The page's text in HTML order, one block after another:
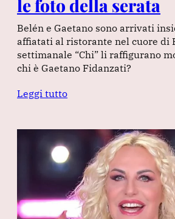
le foto della serata
Belén e Gaetano sono arrivati
affiatati al ristorante nel cuore di
settimanale “Chi” li raffigurano
chi è Gaetano Fidanzati?
Leggi tutto